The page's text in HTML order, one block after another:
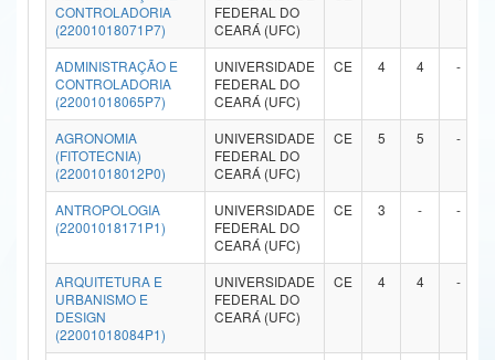
Ministério da Ciência, Tecnologia, Inovações e Comunicações
Ministério do Meio Ambiente
Ministério do Turismo
Ministério do Desenvolvimento Regional
Controladoria-Geral da União
Ministério da Mulher, da Família e dos Direitos Humanos
Secretaria-Geral
Secretaria de Governo
CONTROLADORIA
(22001018071P7)
FEDERAL DO
CEARÁ (UFC)
ADMINISTRAÇÃO E
CONTROLADORIA
(22001018065P7)
UNIVERSIDADE
FEDERAL DO
CEARÁ (UFC)
CE 4 4 -
AGRONOMIA
(FITOTECNIA)
(22001018012P0)
UNIVERSIDADE
FEDERAL DO
CEARÁ (UFC)
CE 5 5 -
ANTROPOLOGIA
(22001018171P1)
UNIVERSIDADE
FEDERAL DO
CEARÁ (UFC)
CE 3 - -
ARQUITETURA E
URBANISMO E
DESIGN
(22001018084P1)
UNIVERSIDADE
FEDERAL DO
CEARÁ (UFC)
CE 4 4 -